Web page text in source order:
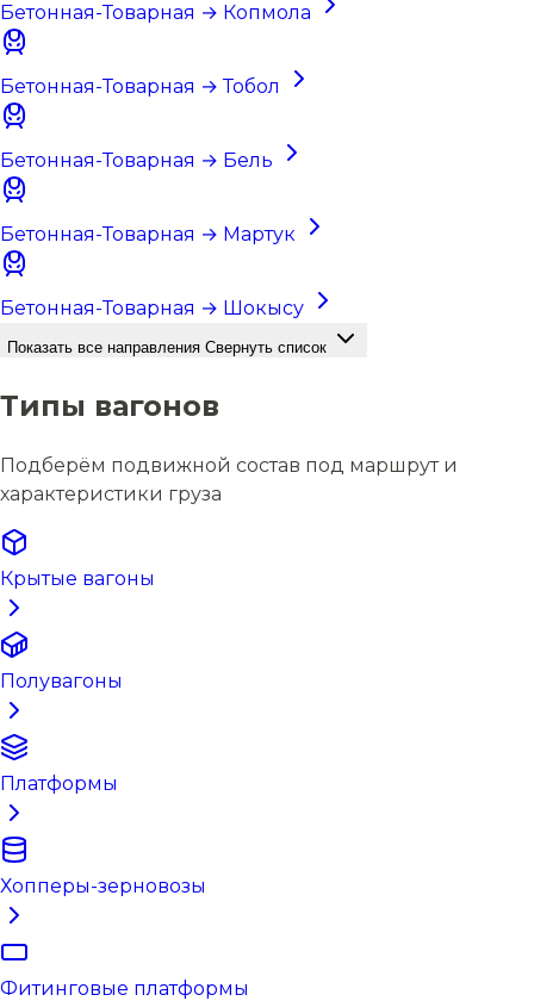
Бетонная-Товарная → Копмола
Бетонная-Товарная → Тобол
Бетонная-Товарная → Бель
Бетонная-Товарная → Мартук
Бетонная-Товарная → Шокысу
Показать все направления Свернуть список
Типы вагонов
Подберём подвижной состав под маршрут и
характеристики груза
Крытые вагоны
Полувагоны
Платформы
Хопперы-зерновозы
Фитинговые платформы